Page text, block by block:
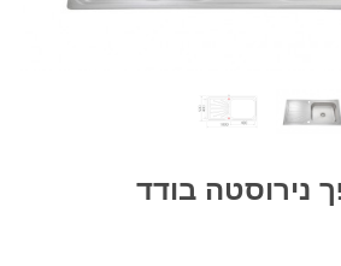
נירוסטה בודד